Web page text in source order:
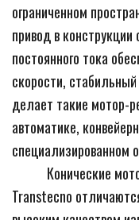
ограниченном
привод в
постоянного тока
скорости,
делает такие мотор-
автоматике,
специализированном
Transtecno